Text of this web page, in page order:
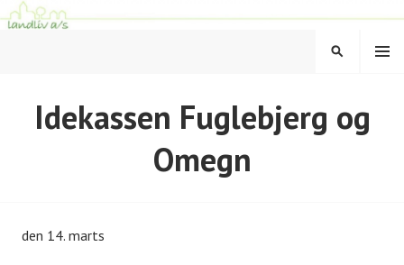
Hop
til
LANDLIV
MENU
SØG
Idekassen Fuglebjerg og
Omegn
den 14. marts